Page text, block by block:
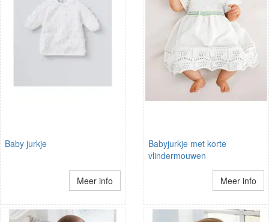
Baby jurkje
Meer info
Babyjurkje met korte
vlindermouwen
Meer info